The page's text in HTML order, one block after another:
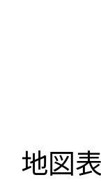
地図